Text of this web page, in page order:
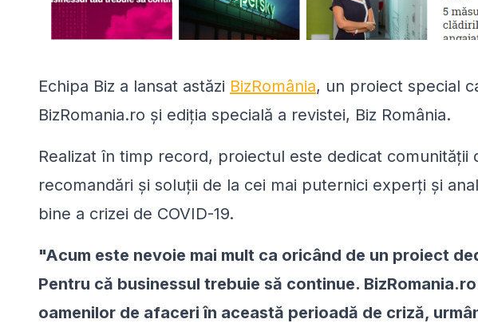
Echipa Biz a lansat astăzi BizRomânia, un proiect special
BizRomania.ro și ediția specială a revistei, Biz România.
Realizat în timp record, proiectul este dedicat comunității
recomandări și soluții de la cei mai puternici experți și
bine a crizei de COVID-19.
"Acum este nevoie mai mult ca oricând de un proiect
Pentru că businessul trebuie să continue.
oamenilor de afaceri în această perioadă de criză,